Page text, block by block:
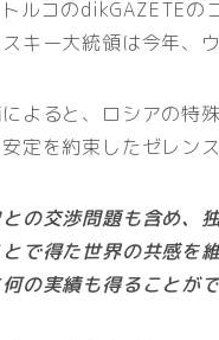
ルコのdikGAZETEの
キー大統領は今年、
よると、ロシアの特
定を約束したゼレン
との交渉問題も含め、
で得た世界の共感を
の実績も得ることが